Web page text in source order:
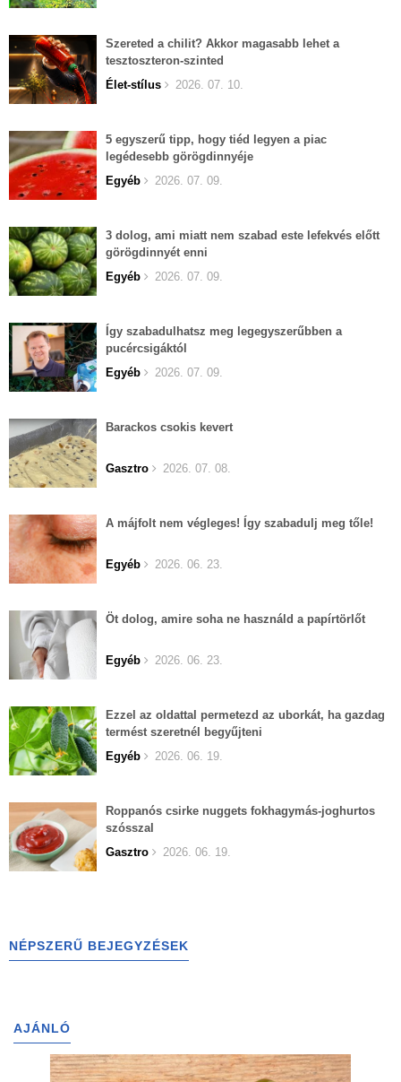
Szereted a chilit? Akkor magasabb lehet a
tesztoszteron-szinted
Élet-stílus
2026. 07. 10.
5 egyszerű tipp, hogy tiéd legyen a piac
legédesebb görögdinnyéje
Egyéb
2026. 07. 09.
3 dolog, ami miatt nem szabad este lefekvés előtt
görögdinnyét enni
Egyéb
2026. 07. 09.
Így szabadulhatsz meg legegyszerűbben a
pucércsigáktól
Egyéb
2026. 07. 09.
Barackos csokis kevert
Gasztro 2026. 07. 08.
A májfolt nem végleges! Így szabadulj meg tőle!
Egyéb 2026. 06. 23.
Öt dolog, amire soha ne használd a papírtörlőt
Egyéb 2026. 06. 23.
Ezzel az oldattal permetezd az uborkát, ha gazdag
termést szeretnél begyűjteni
Egyéb
2026. 06. 19.
Roppanós csirke nuggets fokhagymás-joghurtos
szósszal
Gasztro
2026. 06. 19.
NÉPSZERŰ BEJEGYZÉSEK
AJÁNLÓ